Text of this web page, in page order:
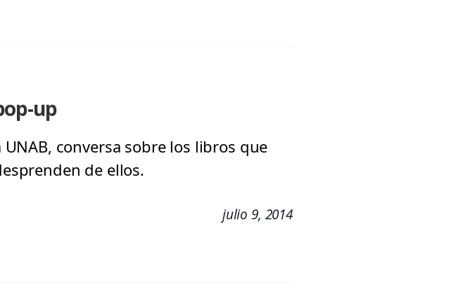
up
conversa sobre los libros que
de ellos.
julio 9, 2014